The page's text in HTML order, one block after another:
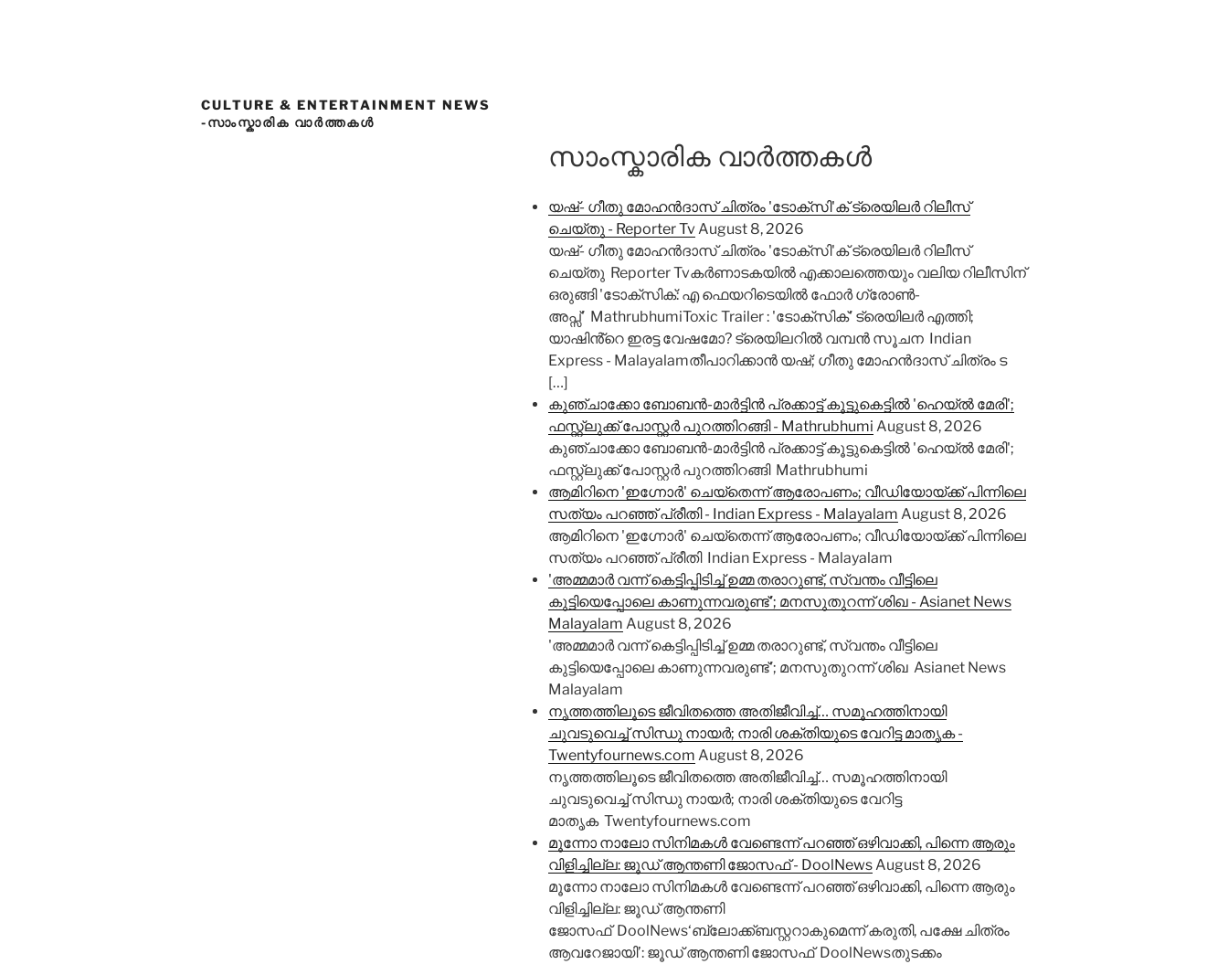
CULTURE & ENTERTAINMENT NEWS
-സാംസ്കാരിക വാർത്തകൾ
സാംസ്കാരിക വാർത്തകൾ
യഷ്- ​ഗീതു മോഹൻദാസ് ചിത്രം 'ടോക്സി'ക് ട്രെയിലർ റിലീസ്
ചെയ്തു - Reporter Tv August 8, 2026
യഷ്- ​ഗീതു മോഹൻദാസ് ചിത്രം 'ടോക്സി'ക് ട്രെയിലർ റിലീസ്
ചെയ്തു Reporter Tvകർണാടകയിൽ എക്കാലത്തെയും വലിയ റിലീസിന്
ഒരുങ്ങി 'ടോക്‌സിക്: എ ഫെയറിടെയിൽ ഫോർ ഗ്രോൺ-
അപ്സ്' MathrubhumiToxic Trailer : 'ടോക്സിക്' ട്രെയിലർ എത്തി;
യാഷിൻ്റെ ഇരട്ട വേഷമോ? ട്രെയിലറിൽ വമ്പൻ സൂചന Indian
Express - Malayalamതീപാറിക്കാന്‍ യഷ്; ഗീതു മോഹന്‍ദാസ് ചിത്രം ട
[…]
കുഞ്ചാക്കോ ബോബൻ-മാർട്ടിൻ പ്രക്കാട്ട് കൂട്ടുകെട്ടിൽ 'ഹെയ്ൽ മേരി';
ഫസ്റ്റ്ലുക്ക് പോസ്റ്റർ പുറത്തിറങ്ങി - Mathrubhumi August 8, 2026
കുഞ്ചാക്കോ ബോബൻ-മാർട്ടിൻ പ്രക്കാട്ട് കൂട്ടുകെട്ടിൽ 'ഹെയ്ൽ മേരി';
ഫസ്റ്റ്ലുക്ക് പോസ്റ്റർ പുറത്തിറങ്ങി Mathrubhumi
ആമിറിനെ 'ഇഗ്നോർ' ചെയ്തെന്ന് ആരോപണം; വീഡിയോയ്ക്ക് പിന്നിലെ
സത്യം പറഞ്ഞ് പ്രീതി - Indian Express - Malayalam August 8, 2026
ആമിറിനെ 'ഇഗ്നോർ' ചെയ്തെന്ന് ആരോപണം; വീഡിയോയ്ക്ക് പിന്നിലെ
സത്യം പറഞ്ഞ് പ്രീതി Indian Express - Malayalam
'അമ്മമാർ വന്ന് കെട്ടിപ്പിടിച്ച് ഉമ്മ തരാറുണ്ട്, സ്വന്തം വീട്ടിലെ
കുട്ടിയെപ്പോലെ കാണുന്നവരുണ്ട്'; മനസുതുറന്ന് ശിഖ - Asianet News
Malayalam August 8, 2026
'അമ്മമാർ വന്ന് കെട്ടിപ്പിടിച്ച് ഉമ്മ തരാറുണ്ട്, സ്വന്തം വീട്ടിലെ
കുട്ടിയെപ്പോലെ കാണുന്നവരുണ്ട്'; മനസുതുറന്ന് ശിഖ Asianet News
Malayalam
നൃത്തത്തിലൂടെ ജീവിതത്തെ അതിജീവിച്ച്… സമൂഹത്തിനായി
ചുവടുവെച്ച് സിന്ധു നായര്‍; നാരി ശക്തിയുടെ വേറിട്ട മാതൃക -
Twentyfournews.com August 8, 2026
നൃത്തത്തിലൂടെ ജീവിതത്തെ അതിജീവിച്ച്… സമൂഹത്തിനായി
ചുവടുവെച്ച് സിന്ധു നായര്‍; നാരി ശക്തിയുടെ വേറിട്ട
മാതൃക Twentyfournews.com
മൂന്നോ നാലോ സിനിമകൾ വേണ്ടെന്ന് പറഞ്ഞ് ഒഴിവാക്കി, പിന്നെ ആരും
വിളിച്ചില്ല: ജൂഡ് ആന്തണി ജോസഫ് - DoolNews August 8, 2026
മൂന്നോ നാലോ സിനിമകൾ വേണ്ടെന്ന് പറഞ്ഞ് ഒഴിവാക്കി, പിന്നെ ആരും
വിളിച്ചില്ല: ജൂഡ് ആന്തണി
ജോസഫ് DoolNews‘ബ്ലോക്ക്ബസ്റ്ററാകുമെന്ന് കരുതി, പക്ഷേ ചിത്രം
ആവറേജായി’: ജൂഡ് ആന്തണി ജോസഫ് DoolNewsതുടക്കം